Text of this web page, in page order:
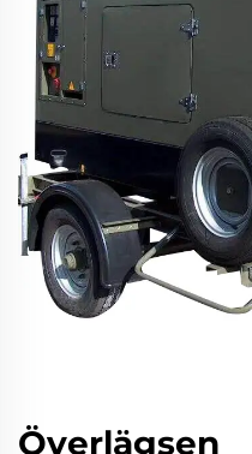
Överlägsen